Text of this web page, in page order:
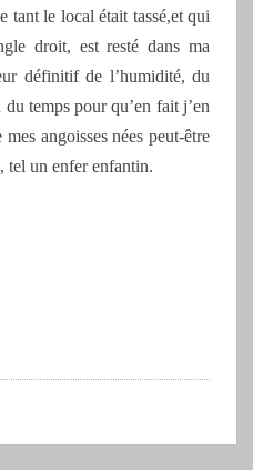
tant le local était tassé,et qui
droit, est resté dans ma
définitif de l’humidité, du
temps pour qu’en fait j’en
angoisses nées peut-être
tel un enfer enfantin.